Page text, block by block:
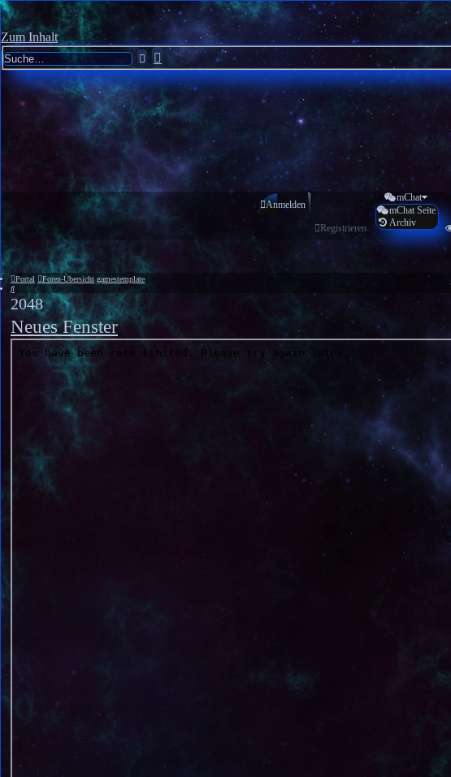
Zum Inhalt
SucheErweiterte
Suche
Anmelden
Registrieren
mChat
mChat Seite
Archiv
Portal Foren-Übersicht gamestemplate
Suche
2048
Neues Fenster